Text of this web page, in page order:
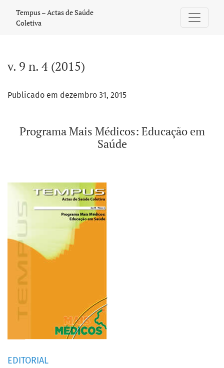
v. 9 n. 4 (2015): Programa Mais Médicos: Educação em Saúde
Tempus – Actas de Saúde
Coletiva
v. 9 n. 4 (2015)
Publicado em dezembro 31, 2015
Programa Mais Médicos: Educação em
Saúde
EDITORIAL